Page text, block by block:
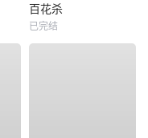
百花杀
已完结